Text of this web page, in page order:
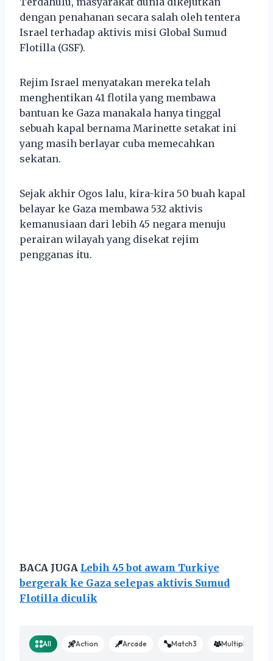
dengan penahanan secara salah oleh tentera
Israel terhadap aktivis misi Global Sumud
Flotilla (GSF).
Rejim Israel menyatakan mereka telah
menghentikan 41 flotila yang membawa
bantuan ke Gaza manakala hanya tinggal
sebuah kapal bernama Marinette setakat ini
yang masih berlayar cuba memecahkan
sekatan.
Sejak akhir Ogos lalu, kira-kira 50 buah kapal
belayar ke Gaza membawa 532 aktivis
kemanusiaan dari lebih 45 negara menuju
perairan wilayah yang disekat rejim
pengganas itu.
BACA JUGA Lebih 45 bot awam Turkiye
bergerak ke Gaza selepas aktivis Sumud
Flotilla diculik